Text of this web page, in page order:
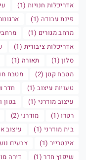
אדריכלות חנויות (1)
פינת עבודה (1)
מרחב מגורים (1)
אדריכלות ציבורית (1)
סלון (1)
תאורה (1)
מטבח קטן (2)
מטבח
טעויות עיצוב (1)
חדר
עיצוב מודרני (1)
בטון
רטרו (1)
מודרני (2)
בית מודרני (1)
עיצוב
אינטרייר (1)
צבעים
שיפוץ חדר (1)
דירה